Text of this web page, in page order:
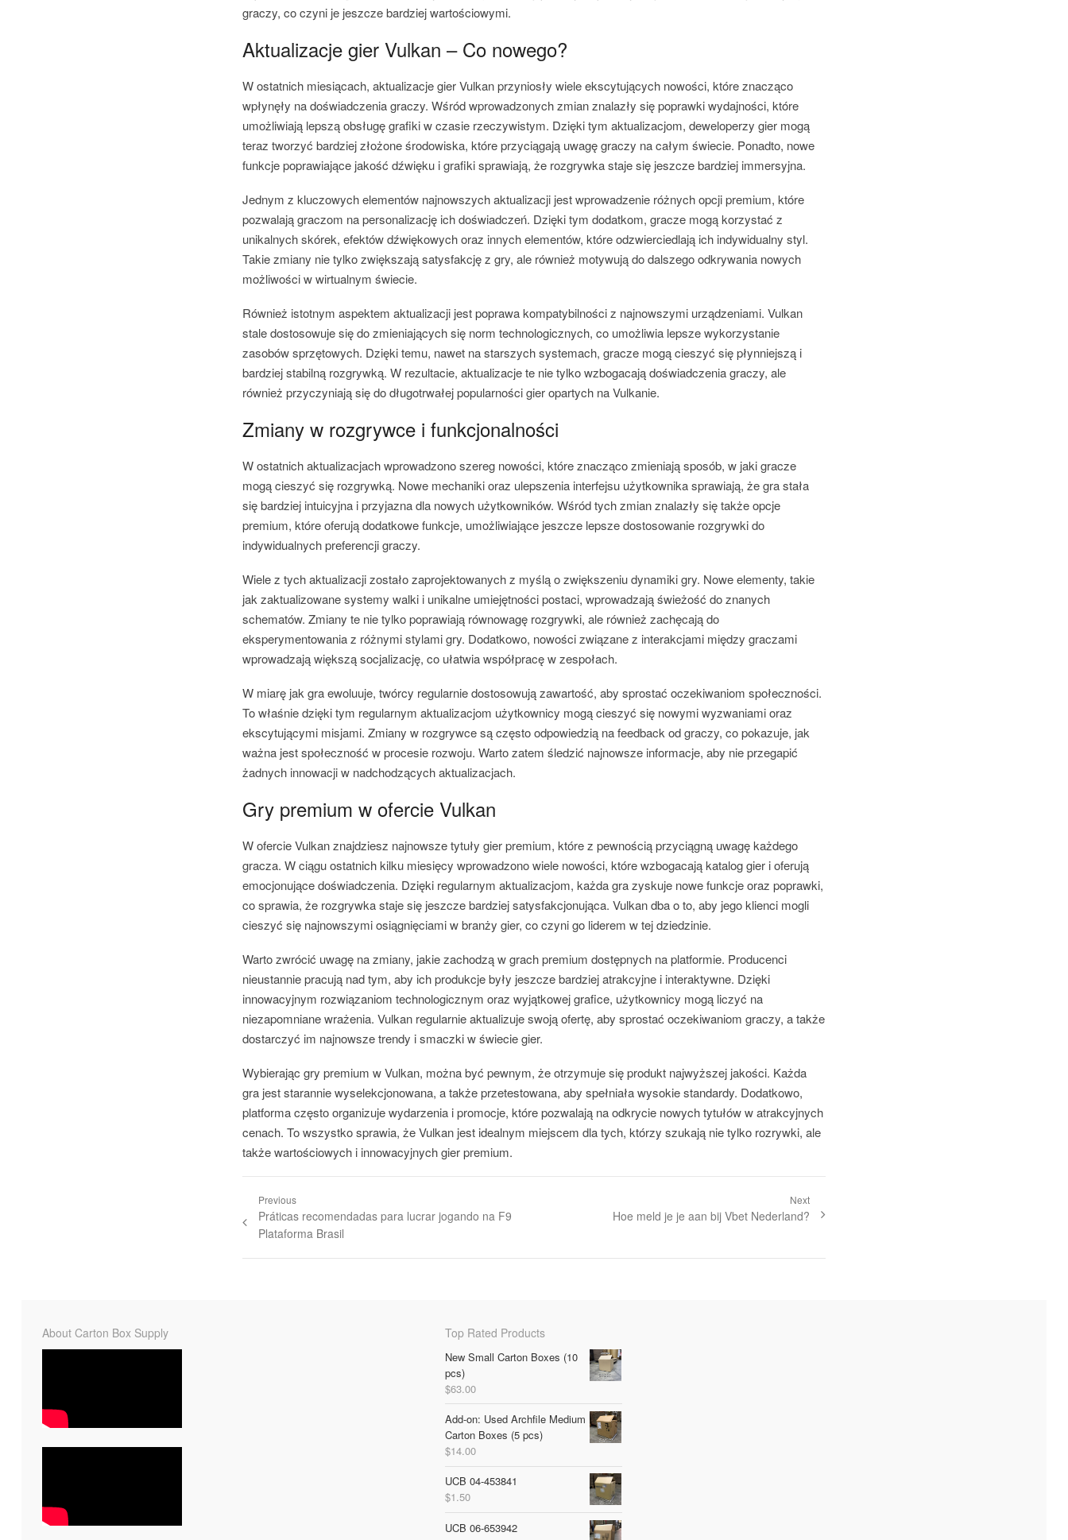
graczy, co czyni je jeszcze bardziej wartościowymi.
Aktualizacje gier Vulkan – Co nowego?
W ostatnich miesiącach, aktualizacje gier Vulkan przyniosły wiele ekscytujących nowości, które znacząco
wpłynęły na doświadczenia graczy. Wśród wprowadzonych zmian znalazły się poprawki wydajności, które
umożliwiają lepszą obsługę grafiki w czasie rzeczywistym. Dzięki tym aktualizacjom, deweloperzy gier mogą
teraz tworzyć bardziej złożone środowiska, które przyciągają uwagę graczy na całym świecie. Ponadto, nowe
funkcje poprawiające jakość dźwięku i grafiki sprawiają, że rozgrywka staje się jeszcze bardziej immersyjna.
Jednym z kluczowych elementów najnowszych aktualizacji jest wprowadzenie różnych opcji premium, które
pozwalają graczom na personalizację ich doświadczeń. Dzięki tym dodatkom, gracze mogą korzystać z
unikalnych skórek, efektów dźwiękowych oraz innych elementów, które odzwierciedlają ich indywidualny styl.
Takie zmiany nie tylko zwiększają satysfakcję z gry, ale również motywują do dalszego odkrywania nowych
możliwości w wirtualnym świecie.
Również istotnym aspektem aktualizacji jest poprawa kompatybilności z najnowszymi urządzeniami. Vulkan
stale dostosowuje się do zmieniających się norm technologicznych, co umożliwia lepsze wykorzystanie
zasobów sprzętowych. Dzięki temu, nawet na starszych systemach, gracze mogą cieszyć się płynniejszą i
bardziej stabilną rozgrywką. W rezultacie, aktualizacje te nie tylko wzbogacają doświadczenia graczy, ale
również przyczyniają się do długotrwałej popularności gier opartych na Vulkanie.
Zmiany w rozgrywce i funkcjonalności
W ostatnich aktualizacjach wprowadzono szereg nowości, które znacząco zmieniają sposób, w jaki gracze
mogą cieszyć się rozgrywką. Nowe mechaniki oraz ulepszenia interfejsu użytkownika sprawiają, że gra stała
się bardziej intuicyjna i przyjazna dla nowych użytkowników. Wśród tych zmian znalazły się także opcje
premium, które oferują dodatkowe funkcje, umożliwiające jeszcze lepsze dostosowanie rozgrywki do
indywidualnych preferencji graczy.
Wiele z tych aktualizacji zostało zaprojektowanych z myślą o zwiększeniu dynamiki gry. Nowe elementy, takie
jak zaktualizowane systemy walki i unikalne umiejętności postaci, wprowadzają świeżość do znanych
schematów. Zmiany te nie tylko poprawiają równowagę rozgrywki, ale również zachęcają do
eksperymentowania z różnymi stylami gry. Dodatkowo, nowości związane z interakcjami między graczami
wprowadzają większą socjalizację, co ułatwia współpracę w zespołach.
W miarę jak gra ewoluuje, twórcy regularnie dostosowują zawartość, aby sprostać oczekiwaniom społeczności.
To właśnie dzięki tym regularnym aktualizacjom użytkownicy mogą cieszyć się nowymi wyzwaniami oraz
ekscytującymi misjami. Zmiany w rozgrywce są często odpowiedzią na feedback od graczy, co pokazuje, jak
ważna jest społeczność w procesie rozwoju. Warto zatem śledzić najnowsze informacje, aby nie przegapić
żadnych innowacji w nadchodzących aktualizacjach.
Gry premium w ofercie Vulkan
W ofercie Vulkan znajdziesz najnowsze tytuły gier premium, które z pewnością przyciągną uwagę każdego
gracza. W ciągu ostatnich kilku miesięcy wprowadzono wiele nowości, które wzbogacają katalog gier i oferują
emocjonujące doświadczenia. Dzięki regularnym aktualizacjom, każda gra zyskuje nowe funkcje oraz poprawki,
co sprawia, że rozgrywka staje się jeszcze bardziej satysfakcjonująca. Vulkan dba o to, aby jego klienci mogli
cieszyć się najnowszymi osiągnięciami w branży gier, co czyni go liderem w tej dziedzinie.
Warto zwrócić uwagę na zmiany, jakie zachodzą w grach premium dostępnych na platformie. Producenci
nieustannie pracują nad tym, aby ich produkcje były jeszcze bardziej atrakcyjne i interaktywne. Dzięki
innowacyjnym rozwiązaniom technologicznym oraz wyjątkowej grafice, użytkownicy mogą liczyć na
niezapomniane wrażenia. Vulkan regularnie aktualizuje swoją ofertę, aby sprostać oczekiwaniom graczy, a także
dostarczyć im najnowsze trendy i smaczki w świecie gier.
Wybierając gry premium w Vulkan, można być pewnym, że otrzymuje się produkt najwyższej jakości. Każda
gra jest starannie wyselekcjonowana, a także przetestowana, aby spełniała wysokie standardy. Dodatkowo,
platforma często organizuje wydarzenia i promocje, które pozwalają na odkrycie nowych tytułów w atrakcyjnych
cenach. To wszystko sprawia, że Vulkan jest idealnym miejscem dla tych, którzy szukają nie tylko rozrywki, ale
także wartościowych i innowacyjnych gier premium.
Previous
Práticas recomendadas para lucrar jogando na F9
Plataforma Brasil
Next
Hoe meld je je aan bij Vbet Nederland?
About Carton Box Supply Top Rated Products
New Small Carton Boxes (10
pcs)
$63.00
Add-on: Used Archfile Medium
Carton Boxes (5 pcs)
$14.00
UCB 04-453841
$1.50
UCB 06-653942